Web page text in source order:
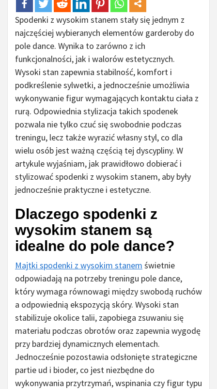
Spodenki z wysokim stanem stały się jednym z
najczęściej wybieranych elementów garderoby do
pole dance. Wynika to zarówno z ich
funkcjonalności, jak i walorów estetycznych.
Wysoki stan zapewnia stabilność, komfort i
podkreślenie sylwetki, a jednocześnie umożliwia
wykonywanie figur wymagających kontaktu ciała z
rurą. Odpowiednia stylizacja takich spodenek
pozwala nie tylko czuć się swobodnie podczas
treningu, lecz także wyrazić własny styl, co dla
wielu osób jest ważną częścią tej dyscypliny. W
artykule wyjaśniam, jak prawidłowo dobierać i
stylizować spodenki z wysokim stanem, aby były
jednocześnie praktyczne i estetyczne.
Dlaczego spodenki z
wysokim stanem są
idealne do pole dance?
Majtki spodenki z wysokim stanem świetnie
odpowiadają na potrzeby treningu pole dance,
który wymaga równowagi między swobodą ruchów
a odpowiednią ekspozycją skóry. Wysoki stan
stabilizuje okolice talii, zapobiega zsuwaniu się
materiału podczas obrotów oraz zapewnia wygodę
przy bardziej dynamicznych elementach.
Jednocześnie pozostawia odsłonięte strategiczne
partie ud i bioder, co jest niezbędne do
wykonywania przytrzymań, wspinania czy figur typu